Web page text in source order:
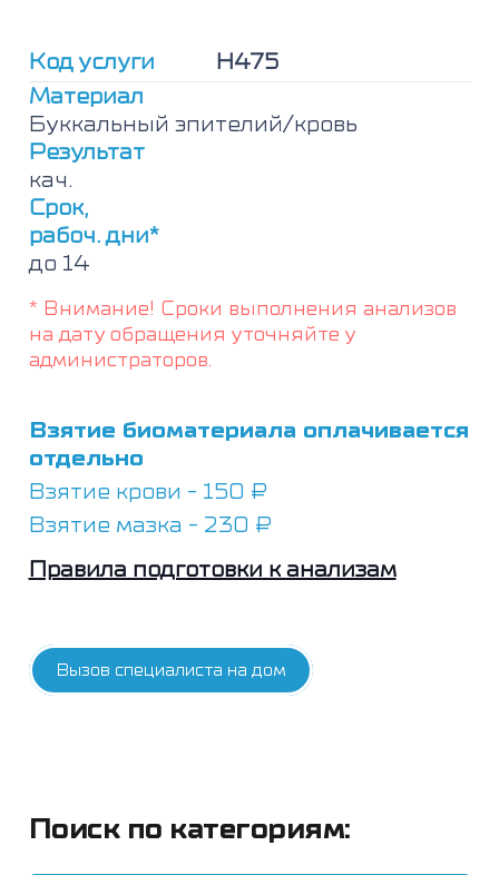
Код услуги
Н475
Материал
Буккальный эпителий/кровь
Результат
кач.
Срок,
рабоч. дни*
до 14
* Внимание! Сроки выполнения анализов
на дату обращения уточняйте у
администраторов.
Взятие биоматериала оплачивается
отдельно
Взятие крови - 150 ₽
Взятие мазка - 230 ₽
Правила подготовки к анализам
Вызов специалиста на дом
(мама/
дедушка/
внук
или
внучка)
Поиск по категориям: